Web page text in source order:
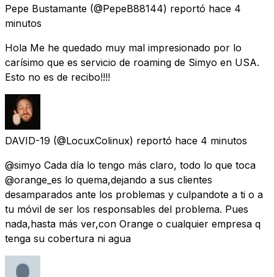
Pepe Bustamante (@PepeB88144) reportó hace 4
minutos
Hola Me he quedado muy mal impresionado por lo
carísimo que es servicio de roaming de Simyo en USA.
Esto no es de recibo!!!!
DAVID-19 (@LocuxColinux) reportó hace 4 minutos
@simyo Cada día lo tengo más claro, todo lo que toca
@orange_es lo quema,dejando a sus clientes
desamparados ante los problemas y culpandote a ti o a
tu móvil de ser los responsables del problema. Pues
nada,hasta más ver,con Orange o cualquier empresa q
tenga su cobertura ni agua